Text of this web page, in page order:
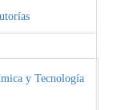
y Tecnología